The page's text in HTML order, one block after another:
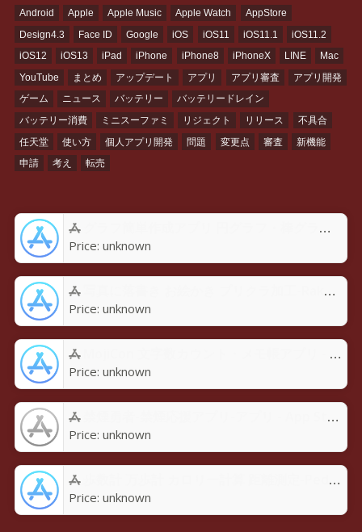
Android Apple Apple Music Apple Watch
AppStore
Design4.3
Face ID Google iOS iOS11 iOS11.1
iOS11.2
iOS12
iOS13 iPad iPhone iPhone8 iPhoneX LINE
Mac
YouTube
まとめ アップデート アプリ アプリ審査
アプリ開発
ゲーム
ニュース バッテリー
バッテリードレイン
バッテリー消費
ミニスーファミ リジェクト リリース
不具合
任天堂
使い方 個人アプリ開発 問題 変更点 審査
新機能
申請
考え 転売
グラフ簡単作成アプリ 円グラフ・棒グラフ・折れ線GraPhoアプリ - App Store
Price: unknown
写真に落書き お絵かき プリクラ加工-Rakugaky-アプリ - App Store
Price: unknown
MojiCon 文字数カウント・メモ帳アプリ - App Store
Price: unknown
禁煙勇者-禁煙応援アプリ-アプリ - App Store
Price: unknown
歩数計 万歩計 カロリー計算 距離測定-Pedoroアプリ - App Store
Price: unknown